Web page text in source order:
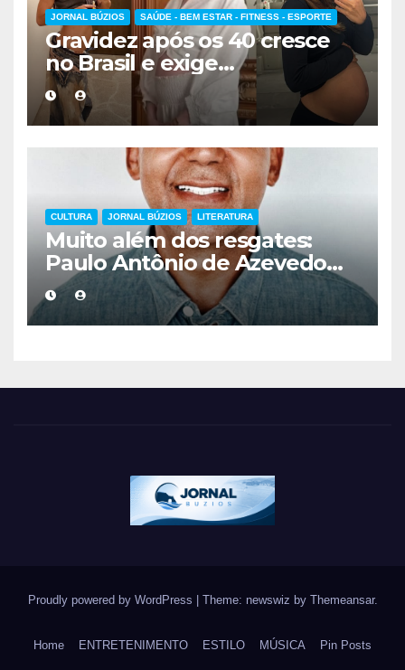
JORNAL BÚZIOS SAÚDE - BEM ESTAR - FITNESS - ESPORTE
Gravidez após os 40 cresce
no Brasil e exige
acompanhamento médico
mais cuidadoso
CULTURA JORNAL BÚZIOS LITERATURA
Muito além dos resgates:
Paulo Antônio de Azevedo
eterniza a coragem, a
humanidade e a missão dos
guarda-vidas na literatura
Proudly powered by WordPress | Theme: newswiz by Themeansar.
Home ENTRETENIMENTO ESTILO MÚSICA Pin Posts